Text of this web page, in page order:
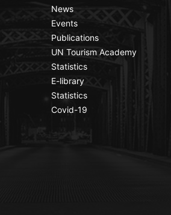
News
Events
Publications
UN Tourism Academy
Statistics
E-library
Statistics
Covid-19